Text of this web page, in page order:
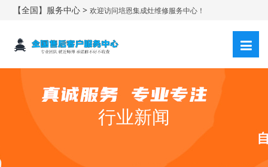
【全国】服务中心 >欢迎访问培恩集成灶维修服务中心！
行业新闻